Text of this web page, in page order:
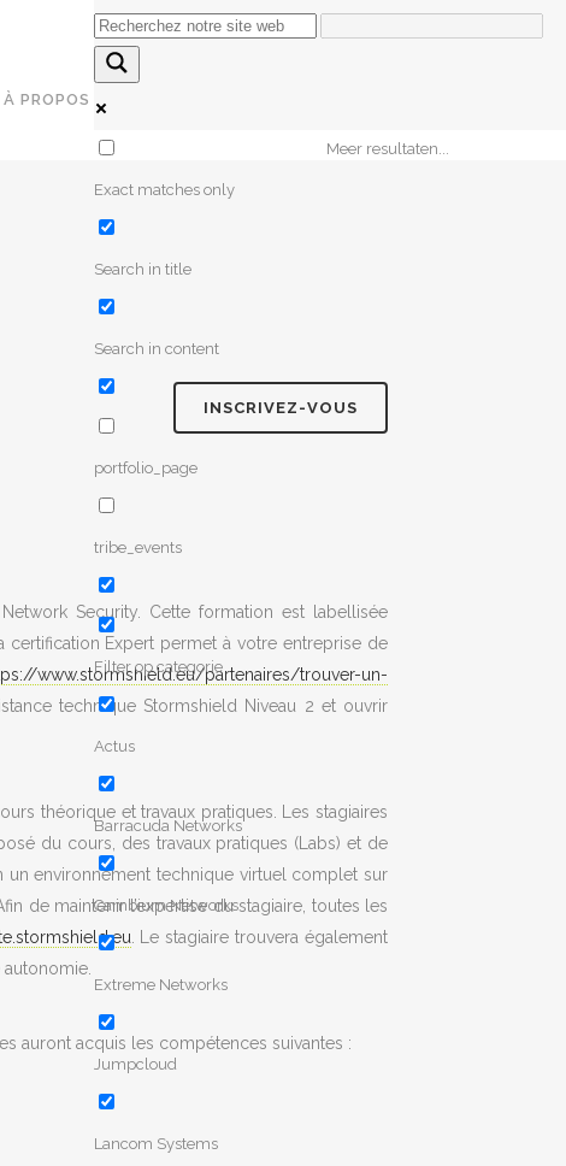
Meer resultaten...
Exact matches only
Search in title
Search in content
portfolio_page
tribe_events
Filter op categorie
Actus
Barracuda Networks
Cambium Networks
Extreme Networks
Jumpcloud
Lancom Systems
DÉTECTION AUX MENACES
SENSIBILISATION À LA SÉCURITÉ
RÉSEAUX AUTOPILOTES
À PROPOS DE NOUS
INSCRIVEZ-VOUS
Security. Cette formation est labellisée
certification Expert permet à votre entreprise de
www.stormshield.eu/partenaires/trouver-un-
technique Stormshield Niveau 2 et ouvrir
théorique et travaux pratiques. Les stagiaires
du cours, des travaux pratiques (Labs) et de
environnement technique virtuel complet sur
de maintenir l’expertise du stagiaire, toutes les
. Le stagiaire trouvera également
auront acquis les compétences suivantes :